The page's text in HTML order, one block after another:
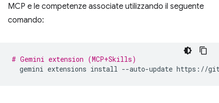
MCP e le competenze associate utilizzando il seguente
comando:
# Gemini extension (MCP+Skills)
gemini extensions install --auto-update